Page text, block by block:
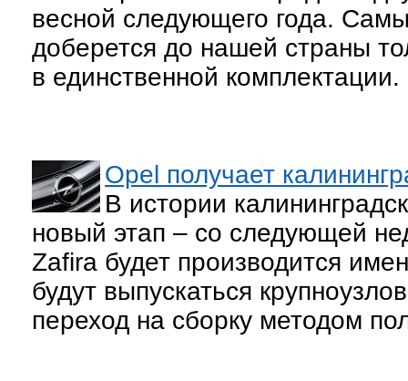
весной следующего года.
доберется до нашей страны
в единственной комплектации.
Opel получает
В истории
новый этап – со следующей
Zafira будет производится
будут выпускаться
переход на сборку методом